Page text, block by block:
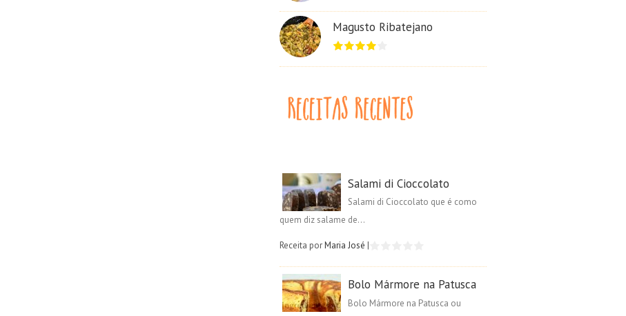
Magusto Ribatejano
Salami di Cioccolato
Salami di Cioccolato que é como
quem diz salame de...
Receita porMaria José |
Bolo Mármore na Patusca
Bolo Mármore na Patusca ou